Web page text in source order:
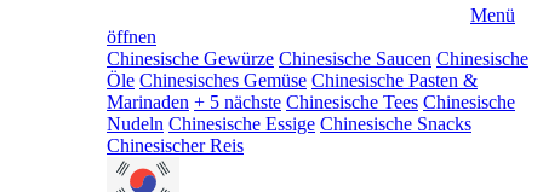
Menü
öffnen
Chinesische Gewürze Chinesische Saucen Chinesische
Öle Chinesisches Gemüse Chinesische Pasten &
Marinaden + 5 nächste Chinesische Tees Chinesische
Nudeln Chinesische Essige Chinesische Snacks
Chinesischer Reis